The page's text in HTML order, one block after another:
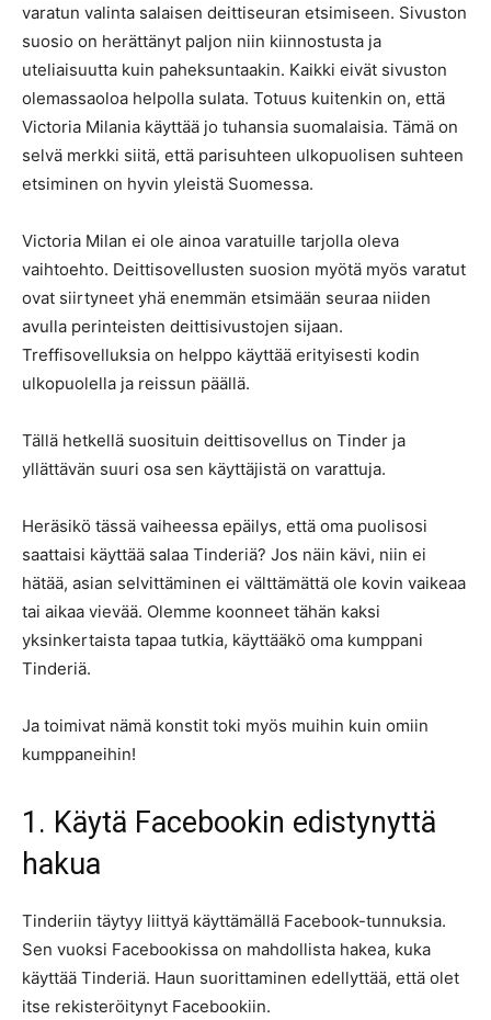
varatun valinta salaisen deittiseuran etsimiseen. Sivuston
suosio on herättänyt paljon niin kiinnostusta ja
uteliaisuutta kuin paheksuntaakin. Kaikki eivät sivuston
olemassaoloa helpolla sulata. Totuus kuitenkin on, että
Victoria Milania käyttää jo tuhansia suomalaisia. Tämä on
selvä merkki siitä, että parisuhteen ulkopuolisen suhteen
etsiminen on hyvin yleistä Suomessa.
Victoria Milan ei ole ainoa varatuille tarjolla oleva
vaihtoehto. Deittisovellusten suosion myötä myös varatut
ovat siirtyneet yhä enemmän etsimään seuraa niiden
avulla perinteisten deittisivustojen sijaan.
Treffisovelluksia on helppo käyttää erityisesti kodin
ulkopuolella ja reissun päällä.
Tällä hetkellä suosituin deittisovellus on Tinder ja
yllättävän suuri osa sen käyttäjistä on varattuja.
Heräsikö tässä vaiheessa epäilys, että oma puolisosi
saattaisi käyttää salaa Tinderiä? Jos näin kävi, niin ei
hätää, asian selvittäminen ei välttämättä ole kovin vaikeaa
tai aikaa vievää. Olemme koonneet tähän kaksi
yksinkertaista tapaa tutkia, käyttääkö oma kumppani
Tinderiä.
Ja toimivat nämä konstit toki myös muihin kuin omiin
kumppaneihin!
1. Käytä Facebookin edistynyttä
hakua
Tinderiin täytyy liittyä käyttämällä Facebook-tunnuksia.
Sen vuoksi Facebookissa on mahdollista hakea, kuka
käyttää Tinderiä. Haun suorittaminen edellyttää, että olet
itse rekisteröitynyt Facebookiin.